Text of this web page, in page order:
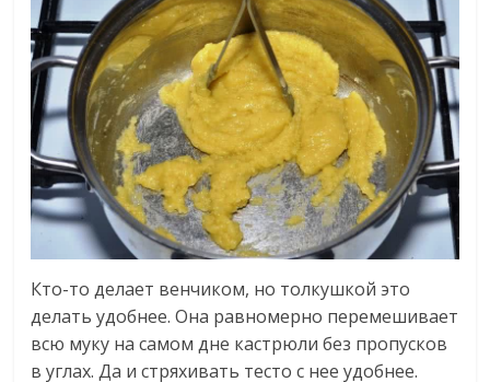
Кто-то делает венчиком, но толкушкой это
делать удобнее. Она равномерно перемешивает
всю муку на самом дне кастрюли без пропусков
в углах. Да и стряхивать тесто с нее удобнее.